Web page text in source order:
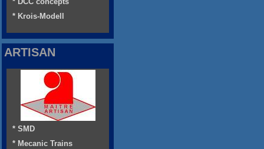
* Krois-Modell
ARTISAN
* SMD
* Mecanic Trains